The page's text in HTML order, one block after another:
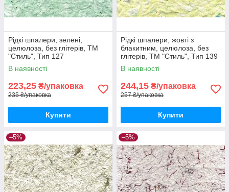
Рідкі шпалери, зелені,
целюлоза, без глітерів, ТМ
"Стиль", Тип 127
В наявності
223,25 ₴/упаковка
235 ₴/упаковка
Купити
Рідкі шпалери, жовті з
блакитним, целюлоза, без
глітерів, ТМ "Стиль", Тип 139
В наявності
244,15 ₴/упаковка
257 ₴/упаковка
Купити
–5% –5%